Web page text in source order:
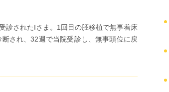
診されたIさま。1回目の胚移植で無事着床
され、32週で当院受診し、無事頭位に戻